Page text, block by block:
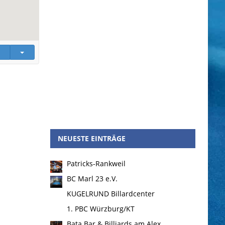
NEUESTE EINTRÄGE
Patricks-Rankweil
BC Marl 23 e.V.
KUGELRUND Billardcenter
1. PBC Würzburg/KT